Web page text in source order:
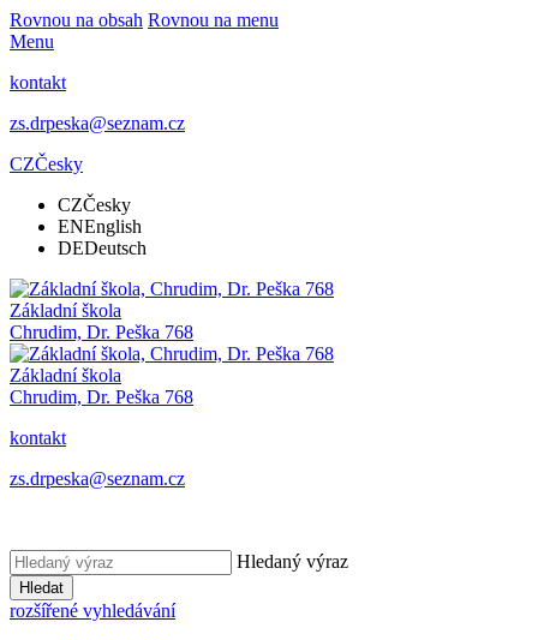
Rovnou na obsah Rovnou na menu
Menu
kontakt
zs.drpeska@seznam.cz
CZČesky
CZČesky
ENEnglish
DEDeutsch
Základní škola
Chrudim, Dr. Peška 768
Základní škola
Chrudim, Dr. Peška 768
kontakt
zs.drpeska@seznam.cz
Hledaný výraz
Hledat
rozšířené vyhledávání